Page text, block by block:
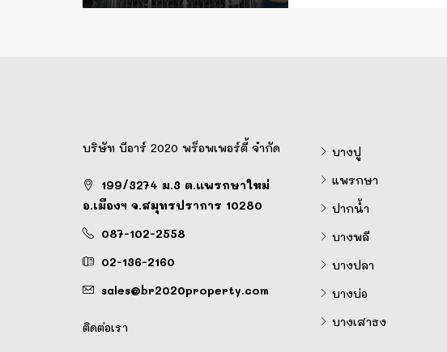
บริษัท บีอาร์ 2020 พร็อพเพอร์ตี้ จำกัด
199/3274 ม.3 ต.แพรกษาใหม่
อ.เมืองฯ จ.สมุทรปราการ 10280
087-102-2558
02-136-2160
sales@br2020property.com
ติดต่อเรา
บางปู
แพรกษา
ปากน้ำ
บางพลี
บางปลา
บางบ่อ
บางเสาธง